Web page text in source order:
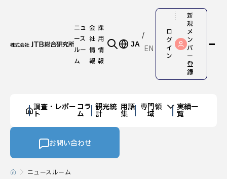
ニュ
ース
ルー
ム
会
社
情
報
採
用
情
報
JA EN
ロ
グ
イ
ン
新
規
メ
ン
バ
ー
登
録
調査・レポー
ト
コラ
ム
観光統
計
用語
集
専門領
域
実績一
覧
お問い合わせ
ニュースルーム